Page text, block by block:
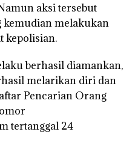
aksi tersebut
kemudian melakukan
kepolisian.
berhasil diamankan,
melarikan diri dan
Pencarian Orang
tertanggal 24